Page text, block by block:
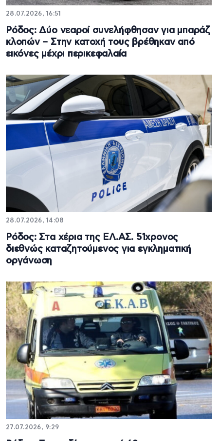
28.07.2026, 16:51
Ρόδος: Δύο νεαροί συνελήφθησαν για μπαράζ
κλοπών – Στην κατοχή τους βρέθηκαν από
εικόνες μέχρι περικεφαλαία
28.07.2026, 14:08
Ρόδος: Στα χέρια της ΕΛ.ΑΣ. 51χρονος
διεθνώς καταζητούμενος για εγκληματική
οργάνωση
27.07.2026, 9:29